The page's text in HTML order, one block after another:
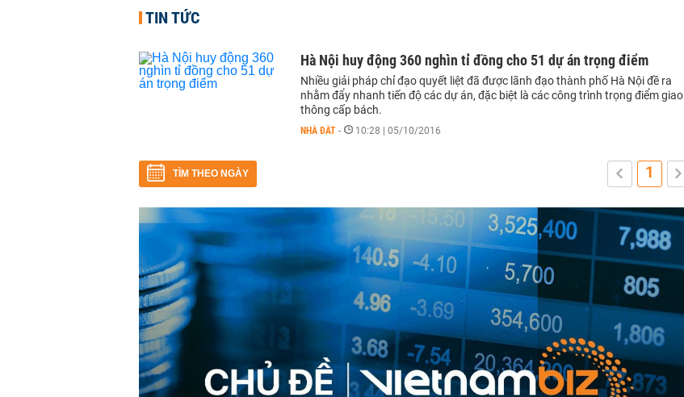
TIN TỨC
Hà Nội huy động 360 nghìn tỉ đồng cho 51 dự án trọng điểm
Nhiều giải pháp chỉ đạo quyết liệt đã được lãnh đạo thành phố Hà Nội đề ra
nhằm đẩy nhanh tiến độ các dự án, đặc biệt là các công trình trọng điểm giao
thông cấp bách.
NHÀ ĐẤT - 10:28 | 05/10/2016
TÌM THEO NGÀY 1